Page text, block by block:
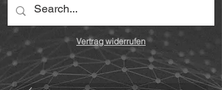
Vertrag widerrufen